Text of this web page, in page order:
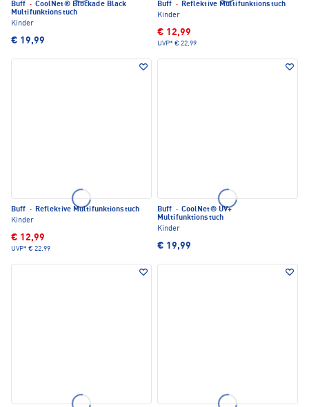
Buff · CoolNet® Blockade Black
Multifunktionstuch
Kinder
€ 19,99
Buff · Reflektive Multifunktionstuch
Kinder
€ 12,99
UVP* € 22,99
Buff · Reflektive Multifunktionstuch
Kinder
€ 12,99
UVP* € 22,99
Buff · CoolNet® UV+
Multifunktionstuch
Kinder
€ 19,99